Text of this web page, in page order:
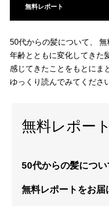
無料レポート
50代からの髪について、 無
年齢とともに変化してきた
感じてきたことをもとにま
ゆっくり読んでみてくださ
無料レポート
50代からの髪につい
無料レポートをお届